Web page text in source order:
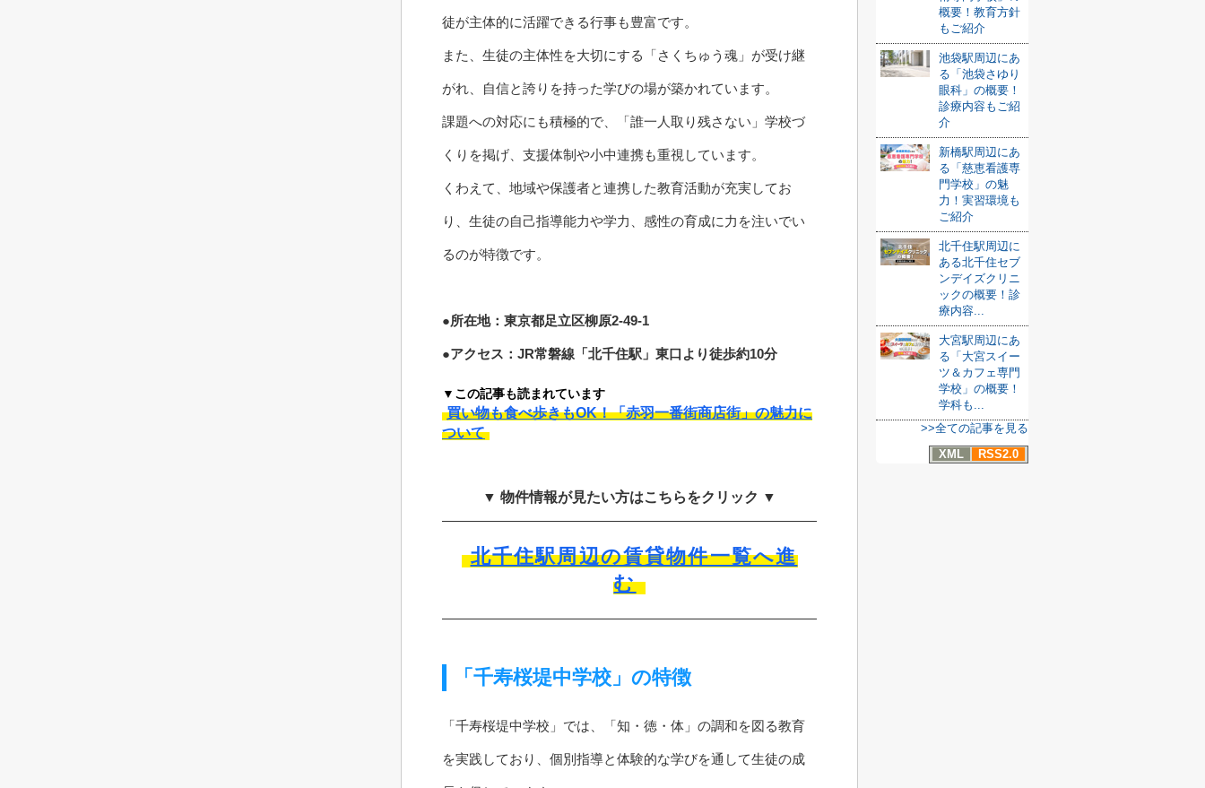
徒が主体的に活躍できる行事も豊富です。
また、生徒の主体性を大切にする「さくちゅう魂」が受け継
がれ、自信と誇りを持った学びの場が築かれています。
課題への対応にも積極的で、「誰一人取り残さない」学校づ
くりを掲げ、支援体制や小中連携も重視しています。
くわえて、地域や保護者と連携した教育活動が充実してお
り、生徒の自己指導能力や学力、感性の育成に力を注いでい
るのが特徴です。
●所在地：東京都足立区柳原2-49-1
●アクセス：JR常磐線「北千住駅」東口より徒歩約10分
▼この記事も読まれています
買い物も食べ歩きもOK！「赤羽一番街商店街」の魅力に
ついて
▼ 物件情報が見たい方はこちらをクリック ▼
北千住駅周辺の賃貸物件一覧へ進
む
「千寿桜堤中学校」の特徴
「千寿桜堤中学校」では、「知・徳・体」の調和を図る教育
を実践しており、個別指導と体験的な学びを通して生徒の成
概要！教育方針
もご紹介
池袋駅周辺にあ
る「池袋さゆり
眼科」の概要！
診療内容もご紹
介
新橋駅周辺にあ
る「慈恵看護専
門学校」の魅
力！実習環境も
ご紹介
北千住駅周辺に
ある北千住セブ
ンデイズクリニ
ックの概要！診
療内容...
大宮駅周辺にあ
る「大宮スイー
ツ＆カフェ専門
学校」の概要！
学科も...
>>全ての記事を見る
XML
RSS2.0